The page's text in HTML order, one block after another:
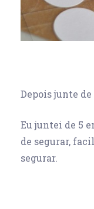
Depois junte de
Eu juntei de 5
de segurar,
segurar.